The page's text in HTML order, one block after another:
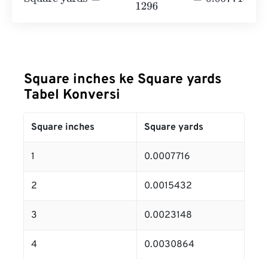
Square inches ke Square yards
Tabel Konversi
Square inches Square yards
1 0.0007716
2 0.0015432
3 0.0023148
4 0.0030864